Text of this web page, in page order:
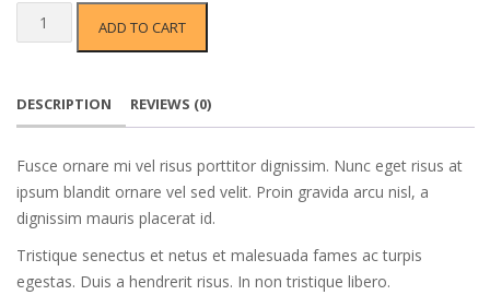
MetalTech
Telescoping
quantity
ADD TO CART
DESCRIPTION REVIEWS (0)
Fusce ornare mi vel risus porttitor dignissim. Nunc eget risus at
ipsum blandit ornare vel sed velit. Proin gravida arcu nisl, a
dignissim mauris placerat id.
Tristique senectus et netus et malesuada fames ac turpis
egestas. Duis a hendrerit risus. In non tristique libero.